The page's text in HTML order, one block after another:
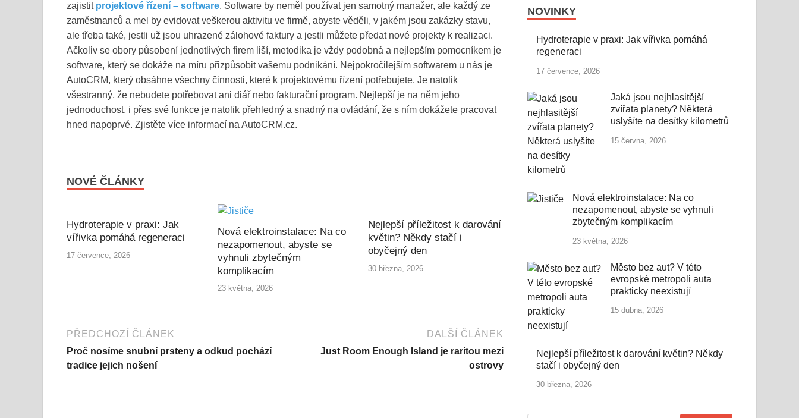
zajistit projektové řízení – software. Software by neměl používat jen samotný manažer, ale každý ze
zaměstnanců a mel by evidovat veškerou aktivitu ve firmě, abyste věděli, v jakém jsou zakázky stavu,
ale třeba také, jestli už jsou uhrazené zálohové faktury a jestli můžete předat nové projekty k realizaci.
Ačkoliv se obory působení jednotlivých firem liší, metodika je vždy podobná a nejlepším pomocníkem je
software, který se dokáže na míru přizpůsobit vašemu podnikání. Nejpokročilejším softwarem u nás je
AutoCRM, který obsáhne všechny činnosti, které k projektovému řízení potřebujete. Je natolik
všestranný, že nebudete potřebovat ani diář nebo fakturační program. Nejlepší je na něm jeho
jednoduchost, i přes své funkce je natolik přehledný a snadný na ovládání, že s ním dokážete pracovat
hned napoprvé. Zjistěte více informací na AutoCRM.cz.
NOVÉ ČLÁNKY
Hydroterapie v praxi: Jak
vířivka pomáhá regeneraci
17 července, 2026
Nová elektroinstalace: Na co
nezapomenout, abyste se
vyhnuli zbytečným
komplikacím
23 května, 2026
Nejlepší příležitost k darování
květin? Někdy stačí i
obyčejný den
30 března, 2026
PŘEDCHOZÍ ČLÁNEK
Proč nosíme snubní prsteny a odkud pochází
tradice jejich nošení
DALŠÍ ČLÁNEK
Just Room Enough Island je raritou mezi
ostrovy
NOVINKY
Hydroterapie v praxi: Jak vířivka pomáhá
regeneraci
17 července, 2026
Jaká jsou nejhlasitější
zvířata planety? Některá
uslyšíte na desítky kilometrů
15 června, 2026
Nová elektroinstalace: Na co
nezapomenout, abyste se vyhnuli
zbytečným komplikacím
23 května, 2026
Město bez aut? V této
evropské metropoli auta
prakticky neexistují
15 dubna, 2026
Nejlepší příležitost k darování květin? Někdy
stačí i obyčejný den
30 března, 2026